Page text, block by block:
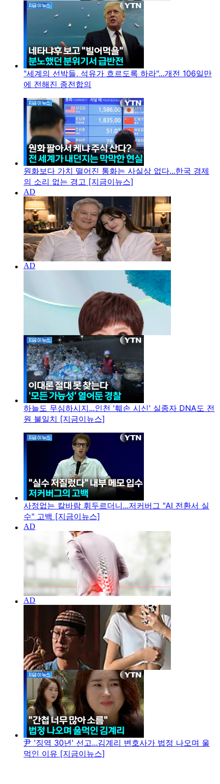
"세계의 선박들, 석유가 흐르도록 하라"...개전 106일만
에 전해진 종전합의
원화보다 가치 떨어진 통화는 사실상 없다...한국 경제
의 소리 없는 경고 [지금이뉴스]
하늘도 무심하시지...인천 '훼손 시신' 실종자 DNA도 전
원 불일치 [지금이뉴스]
사정없는 칼바람 휘두르더니...저커버그 "AI 전환서 실
수" 고백 [지금이뉴스]
尹 '징역 30년' 선고...김계리 변호사가 법정 나오며 울
먹인 이유 [지금이뉴스]